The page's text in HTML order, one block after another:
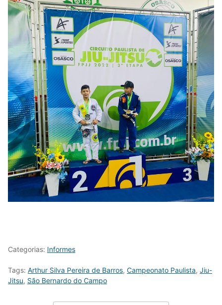
Categorias: Informes
Tags: Arthur Silva Pereira de Barros, Campeonato Paulista, Jiu-
Jitsu, São Bernardo do Campo